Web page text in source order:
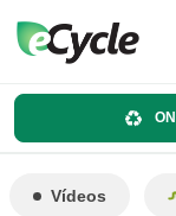
Vídeos